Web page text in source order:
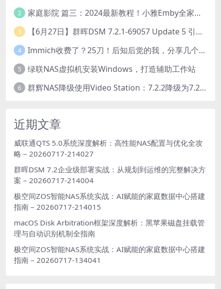
2 家庭影院 篇三：2024最新教程！小雅Emby全家桶又是什么？它和小雅AList又有什么区别？
3 【6月27日】群晖DSM 7.2.1-69057 Update 5 引导【附半洗白序列号】
4 Immich收费了？25刀！后知后觉的我，分享几个方法DIY这款最强家庭照片管理工具
5 绿联NAS虚拟机安装Windows，打造辅助工作站
6 群辉NAS降级使用Video Station：7.2.2降级为7.2.1，也可降为其他版本
近期文章
威联通QTS 5.0系统深度解析：高性能NAS配置与优化全攻
略 – 20260717-214027
群晖DSM 7.2企业级部署实战：从规划到运维的完整解决方
案 – 20260717-214004
极空间ZOS智能NAS系统实战：AI赋能的家庭数据中心搭建
指南 – 20260717-214015
macOS Disk Arbitration框架深度解析：黑苹果磁盘挂载管
理与自动识别机制全指南
极空间ZOS智能NAS系统实战：AI赋能的家庭数据中心搭建
指南 – 20260717-134041